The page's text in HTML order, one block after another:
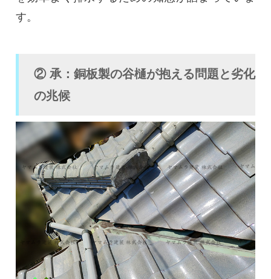
す。
② 承：銅板製の谷樋が抱える問題と劣化
の兆候